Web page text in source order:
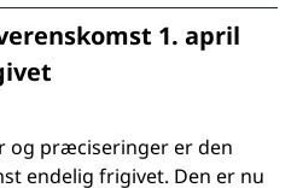
1. april
og præciseringer er den
endelig frigivet. Den er nu